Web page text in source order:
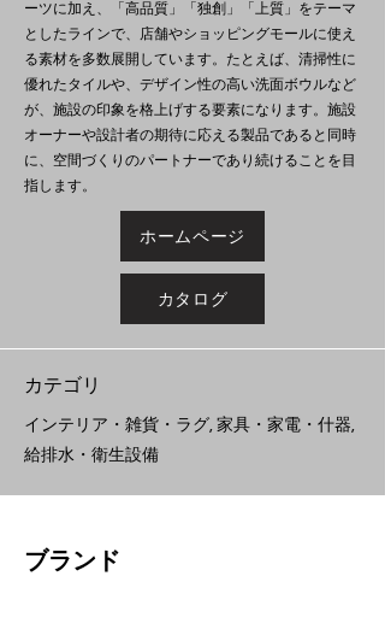
ーツに加え、「高品質」「独創」「上質」をテーマ
としたラインで、店舗やショッピングモールに使え
る素材を多数展開しています。たとえば、清掃性に
優れたタイルや、デザイン性の高い洗面ボウルなど
が、施設の印象を格上げする要素になります。施設
オーナーや設計者の期待に応える製品であると同時
に、空間づくりのパートナーであり続けることを目
指します。
ホームページ
カタログ
​カテゴリ
インテリア・雑貨・ラグ, 家具・家電・什器,
給排水・衛生設備
ブランド